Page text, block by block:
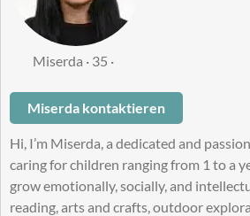
Miserda · 35 ·
Miserda kontaktieren
Hi, I’m Miserda, a dedicated and
caring for children ranging from 1 to a
grow emotionally, socially, and
reading, arts and crafts, outdoor